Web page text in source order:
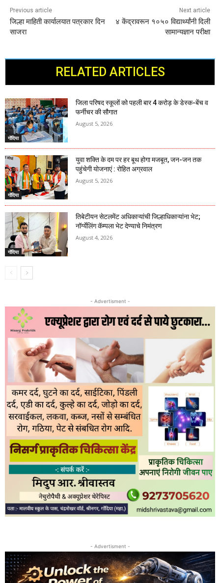
Previous article
जिल्हा माहिती कार्यालयात पत्रकार दिन
साजरा
Next article
४ केंद्रावरून १०५० विद्यार्थ्यांनी दिली
सामान्यज्ञान परीक्षा
RELATED ARTICLES
गोंदिया
जिला परिषद स्कूलों को पहली बार 4 करोड़ के डेस्क-बेंच व
फर्नीचर की सौगात
August 5, 2026
गोंदिया
युवा शक्ति के दम पर हर बूथ होगा मजबूत, जन-जन तक
पहुंचेगी योजनाएं : रोहित अग्रवाल
August 5, 2026
गोंदिया
तिबेटीयन सेटलमेंट अधिकाऱ्यांची जिल्हाधिकाऱ्यांना भेट;
नॉर्ग्येलिंग कॅम्पला भेट देण्याचे निमंत्रण
August 4, 2026
- Advertisment -
- Advertisment -